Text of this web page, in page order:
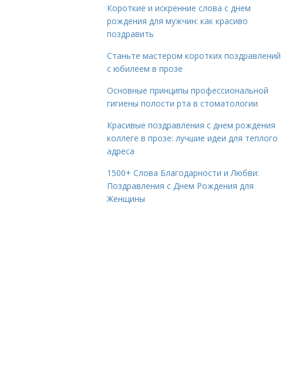
Короткие и искренние слова с днем
рождения для мужчин: как красиво
поздравить
Станьте мастером коротких поздравлений
с юбилеем в прозе
Основные принципы профессиональной
гигиены полости рта в стоматологии
Красивые поздравления с днем рождения
коллеге в прозе: лучшие идеи для теплого
адреса
1500+ Слова Благодарности и Любви:
Поздравления с Днем Рождения для
Женщины